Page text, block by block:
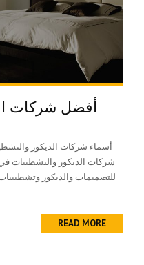
أفضل شركات
أسماء شركات الديكور
شركات الديكور والتشطيبات
للتصميمات والديكور
READ MORE